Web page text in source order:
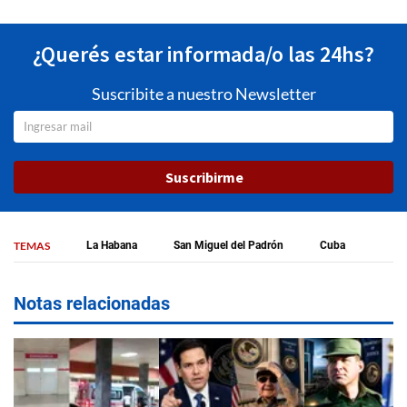
¿Querés estar informada/o las 24hs?
Suscribite a nuestro Newsletter
Suscribirme
TEMAS La Habana San Miguel del Padrón Cuba
Notas relacionadas